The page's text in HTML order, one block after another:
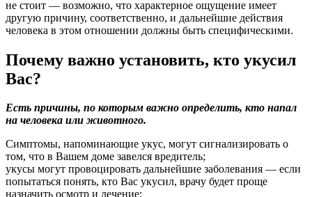
не стоит — возможно, что характерное ощущение имеет
другую причину, соответственно, и дальнейшие действия
человека в этом отношении должны быть специфическими.
Почему важно установить, кто укусил
Вас?
Есть причины, по которым важно определить, кто напал
на человека или животного.
Симптомы, напоминающие укус, могут сигнализировать о
том, что в Вашем доме завелся вредитель;
укусы могут провоцировать дальнейшие заболевания — если
попытаться понять, кто Вас укусил, врачу будет проще
назначить осмотр и лечение;